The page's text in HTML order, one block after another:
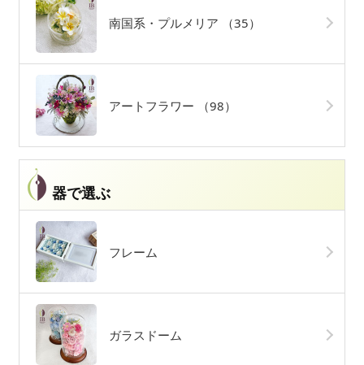
南国系・プルメリア （35）
アートフラワー （98）
器で選ぶ
フレーム
ガラスドーム